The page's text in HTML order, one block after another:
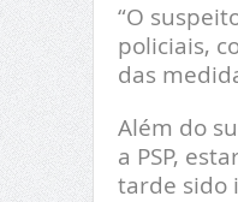
“O
policiais,
das
Além do
a PSP,
tarde sido